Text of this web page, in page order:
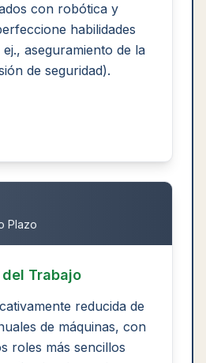
con robótica y
habilidades
aseguramiento de la
de seguridad).
Plazo
Trabajo
reducida de
de máquinas, con
roles más sencillos